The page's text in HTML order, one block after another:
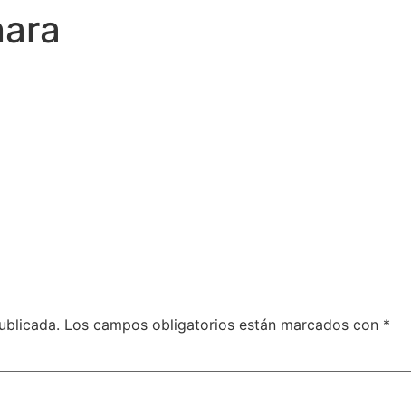
Los campos obligatorios están marcados con *